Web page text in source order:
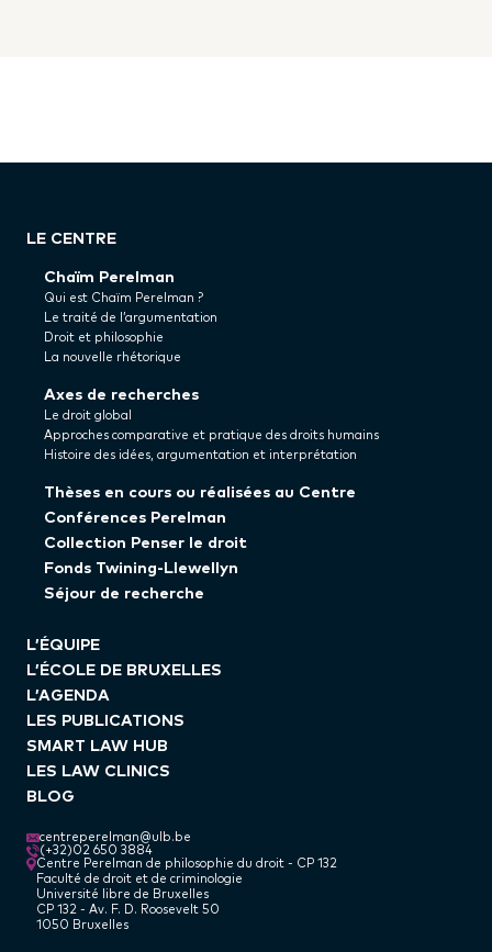
LE CENTRE
Chaïm Perelman
Qui est Chaïm Perelman ?
Le traité de l’argumentation
Droit et philosophie
La nouvelle rhétorique
Axes de recherches
Le droit global
Approches comparative et pratique des droits humains
Histoire des idées, argumentation et interprétation
Thèses en cours ou réalisées au Centre
Conférences Perelman
Collection Penser le droit
Fonds Twining-Llewellyn
Séjour de recherche
L’ÉQUIPE
L’ÉCOLE DE BRUXELLES
L’AGENDA
LES PUBLICATIONS
SMART LAW HUB
LES LAW CLINICS
BLOG
centreperelman@ulb.be
(+32)02 650 3884
Centre Perelman de philosophie du droit - CP 132
Faculté de droit et de criminologie
Université libre de Bruxelles
CP 132 - Av. F. D. Roosevelt 50
1050 Bruxelles